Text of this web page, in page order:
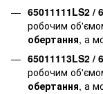
65011111LS2 /
робочим
обертання, а
65011113LS2 /
робочим
обертання, а